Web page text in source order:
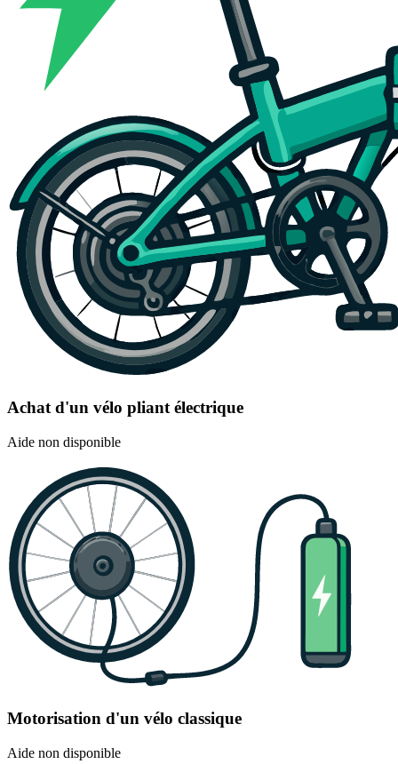
Achat d'un vélo pliant électrique
Aide non disponible
Motorisation d'un vélo classique
Aide non disponible